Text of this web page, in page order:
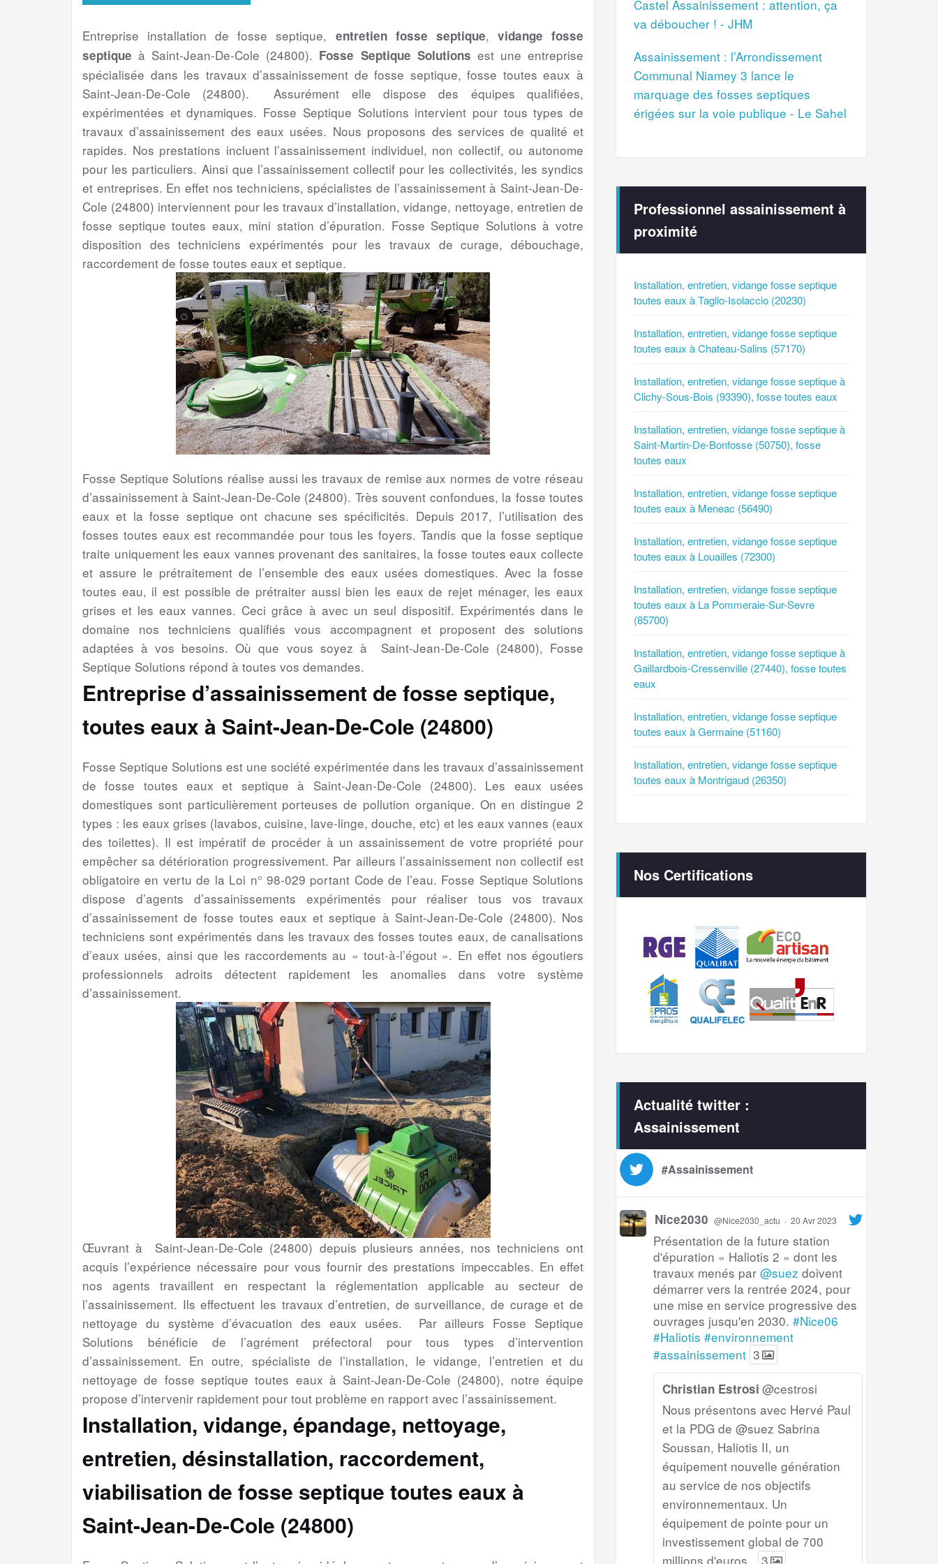
Entreprise installation de fosse septique, entretien fosse septique, vidange fosse
septique à Saint-Jean-De-Cole (24800). Fosse Septique Solutions est une entreprise
spécialisée dans les travaux d’assainissement de fosse septique, fosse toutes eaux à
Saint-Jean-De-Cole (24800). Assurément elle dispose des équipes qualifiées,
expérimentées et dynamiques. Fosse Septique Solutions intervient pour tous types de
travaux d’assainissement des eaux usées. Nous proposons des services de qualité et
rapides. Nos prestations incluent l’assainissement individuel, non collectif, ou autonome
pour les particuliers. Ainsi que l’assainissement collectif pour les collectivités, les syndics
et entreprises. En effet nos techniciens, spécialistes de l’assainissement à Saint-Jean-De-
Cole (24800) interviennent pour les travaux d’installation, vidange, nettoyage, entretien de
fosse septique toutes eaux, mini station d’épuration. Fosse Septique Solutions à votre
disposition des techniciens expérimentés pour les travaux de curage, débouchage,
raccordement de fosse toutes eaux et septique.
Fosse Septique Solutions réalise aussi les travaux de remise aux normes de votre réseau
d’assainissement à Saint-Jean-De-Cole (24800). Très souvent confondues, la fosse toutes
eaux et la fosse septique ont chacune ses spécificités. Depuis 2017, l’utilisation des
fosses toutes eaux est recommandée pour tous les foyers. Tandis que la fosse septique
traite uniquement les eaux vannes provenant des sanitaires, la fosse toutes eaux collecte
et assure le prétraitement de l’ensemble des eaux usées domestiques. Avec la fosse
toutes eau, il est possible de prétraiter aussi bien les eaux de rejet ménager, les eaux
grises et les eaux vannes. Ceci grâce à avec un seul dispositif. Expérimentés dans le
domaine nos techniciens qualifiés vous accompagnent et proposent des solutions
adaptées à vos besoins. Où que vous soyez à Saint-Jean-De-Cole (24800), Fosse
Septique Solutions répond à toutes vos demandes.
Entreprise d’assainissement de fosse septique,
toutes eaux à Saint-Jean-De-Cole (24800)
Fosse Septique Solutions est une société expérimentée dans les travaux d’assainissement
de fosse toutes eaux et septique à Saint-Jean-De-Cole (24800). Les eaux usées
domestiques sont particulièrement porteuses de pollution organique. On en distingue 2
types : les eaux grises (lavabos, cuisine, lave-linge, douche, etc) et les eaux vannes (eaux
des toilettes). Il est impératif de procéder à un assainissement de votre propriété pour
empêcher sa détérioration progressivement. Par ailleurs l’assainissement non collectif est
obligatoire en vertu de la Loi n° 98-029 portant Code de l’eau. Fosse Septique Solutions
dispose d’agents d’assainissements expérimentés pour réaliser tous vos travaux
d’assainissement de fosse toutes eaux et septique à Saint-Jean-De-Cole (24800). Nos
techniciens sont expérimentés dans les travaux des fosses toutes eaux, de canalisations
d’eaux usées, ainsi que les raccordements au « tout-à-l’égout ». En effet nos égoutiers
professionnels adroits détectent rapidement les anomalies dans votre système
d’assainissement.
Œuvrant à Saint-Jean-De-Cole (24800) depuis plusieurs années, nos techniciens ont
acquis l’expérience nécessaire pour vous fournir des prestations impeccables. En effet
nos agents travaillent en respectant la réglementation applicable au secteur de
l’assainissement. Ils effectuent les travaux d’entretien, de surveillance, de curage et de
nettoyage du système d’évacuation des eaux usées. Par ailleurs Fosse Septique
Solutions bénéficie de l’agrément préfectoral pour tous types d’intervention
d’assainissement. En outre, spécialiste de l’installation, le vidange, l’entretien et du
nettoyage de fosse septique toutes eaux à Saint-Jean-De-Cole (24800), notre équipe
propose d’intervenir rapidement pour tout problème en rapport avec l’assainissement.
Installation, vidange, épandage, nettoyage,
entretien, désinstallation, raccordement,
viabilisation de fosse septique toutes eaux à
Saint-Jean-De-Cole (24800)
Castel Assainissement : attention, ça
va déboucher ! - JHM
Assainissement : l’Arrondissement
Communal Niamey 3 lance le
marquage des fosses septiques
érigées sur la voie publique - Le Sahel
Professionnel assainissement à
proximité
Installation, entretien, vidange fosse septique
toutes eaux à Taglio-Isolaccio (20230)
Installation, entretien, vidange fosse septique
toutes eaux à Chateau-Salins (57170)
Installation, entretien, vidange fosse septique à
Clichy-Sous-Bois (93390), fosse toutes eaux
Installation, entretien, vidange fosse septique à
Saint-Martin-De-Bonfosse (50750), fosse
toutes eaux
Installation, entretien, vidange fosse septique
toutes eaux à Meneac (56490)
Installation, entretien, vidange fosse septique
toutes eaux à Louailles (72300)
Installation, entretien, vidange fosse septique
toutes eaux à La Pommeraie-Sur-Sevre
(85700)
Installation, entretien, vidange fosse septique à
Gaillardbois-Cressenville (27440), fosse toutes
eaux
Installation, entretien, vidange fosse septique
toutes eaux à Germaine (51160)
Installation, entretien, vidange fosse septique
toutes eaux à Montrigaud (26350)
Nos Certifications
Actualité twitter :
Assainissement
#Assainissement
Nice2030 @Nice2030_actu · 20 Avr 2023
Présentation de la future station
d'épuration « Haliotis 2 » dont les
travaux menés par @suez doivent
démarrer vers la rentrée 2024, pour
une mise en service progressive des
ouvrages jusqu'en 2030. #Nice06
#Haliotis #environnement
#assainissement 3
Christian Estrosi @cestrosi
Nous présentons avec Hervé Paul
et la PDG de @suez Sabrina
Soussan, Haliotis II, un
équipement nouvelle génération
au service de nos objectifs
environnementaux. Un
équipement de pointe pour un
investissement global de 700
millions d'euros.
3